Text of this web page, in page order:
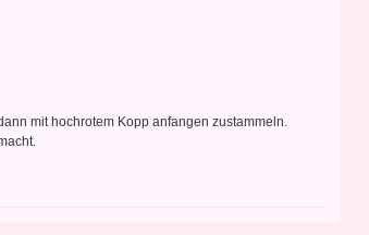
mit hochrotem Kopp anfangen zustammeln.